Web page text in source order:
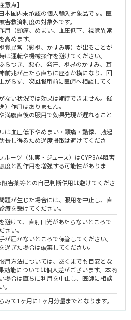
意点】
本国内未承認の個人輸入対象品です。医
害救済制度の対象外です。
用（頭痛、めまい、血圧低下、視覚異常
高めます。
覚異常（彩視、かすみ等）が出ることが
は運転や機械操作を避けてください。
らつき、悪心、発汗、視界のかすみ、耳
前兆が出たら直ちに座るか横になり、回
がらず、次回服用前に医師へ相談してく
ない状況では効果は期待できません。催
）作用はありません。
満腹直後の服用で効果発現が遅れること
は血圧低下やめまい・頭痛・動悸、勃起
長し得るため過度摂取は避けてくださ
ルーツ（果実・ジュース）はCYP3A4阻害
度と副作用を増強する可能性がありま
阻害薬等との自己判断併用は避けてくださ
題が生じた場合には、服用を中止し、直
療を受けてください。
避けて、直射日光があたらないところで
さい。
が届かないところで保管してください。
過ぎた場合は破棄してください。
用方法については、あくまでも目安とな
効能については個人差がございます。本商
場合は直ちに利用を中止し、医師に相談
。
みて1ヶ月に1ヶ月分量までとなります。